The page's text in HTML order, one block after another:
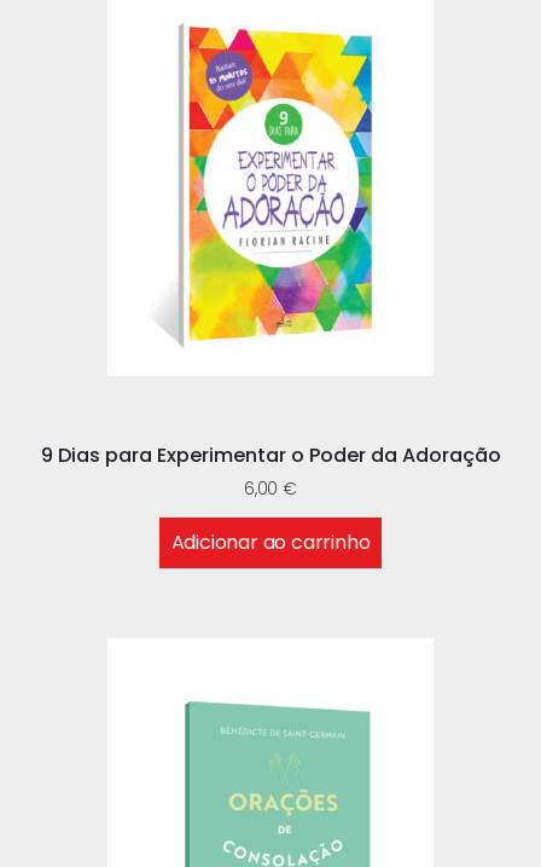
9 Dias para Experimentar o Poder da Adoração
6,00€
Adicionar ao carrinho